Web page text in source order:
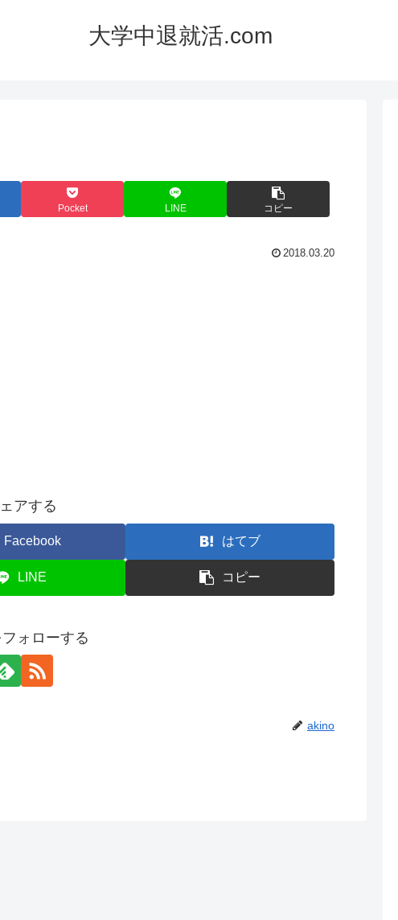
大学中退就活.com
Pocket LINE コピー
2018.03.20
アする
Facebook はてブ
LINE コピー
ォローする
akino